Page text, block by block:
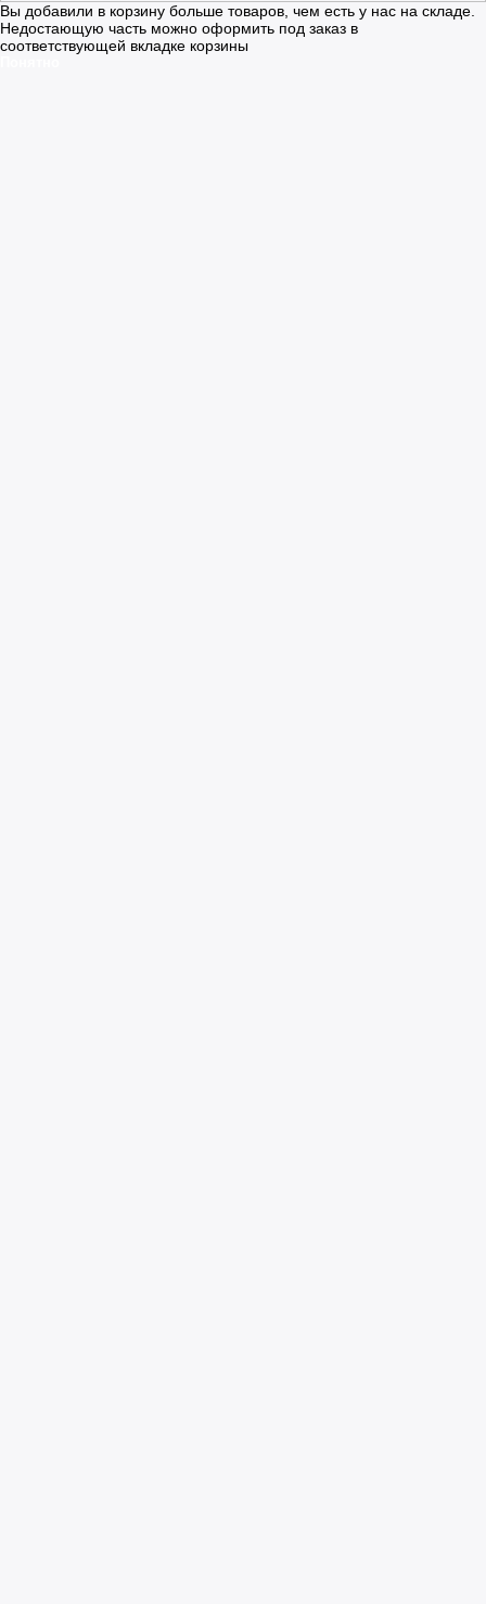
Вы добавили в корзину больше товаров, чем есть у нас на складе.
Недостающую часть можно оформить под заказ в
соответствующей вкладке корзины